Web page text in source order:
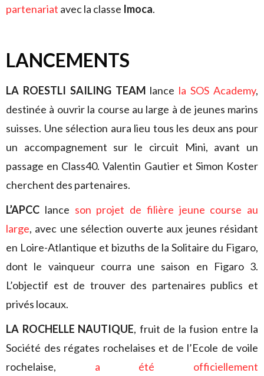
partenariat avec la classe Imoca.
LANCEMENTS
LA ROESTLI SAILING TEAM lance la SOS Academy,
destinée à ouvrir la course au large à de jeunes marins
suisses. Une sélection aura lieu tous les deux ans pour
un accompagnement sur le circuit Mini, avant un
passage en Class40. Valentin Gautier et Simon Koster
cherchent des partenaires.
L’APCC lance son projet de filière jeune course au
large, avec une sélection ouverte aux jeunes résidant
en Loire-Atlantique et bizuths de la Solitaire du Figaro,
dont le vainqueur courra une saison en Figaro 3.
L’objectif est de trouver des partenaires publics et
privés locaux.
LA ROCHELLE NAUTIQUE, fruit de la fusion entre la
Société des régates rochelaises et de l’Ecole de voile
rochelaise, a été officiellement